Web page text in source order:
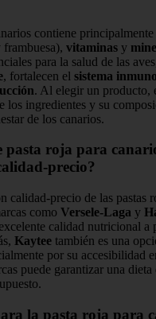
contiene principalmente
vitaminas y
para la salud de las
, fortalecen el sistema
. Al elegir un producto,
los ingredientes y su
de los canarios.
pasta roja para
precio?
calidad-precio de las pastas
como Versele-Laga y
calidad nutricional a
Kaytee también es una
por su accesibilidad
puede garantizar una
la pasta roja para